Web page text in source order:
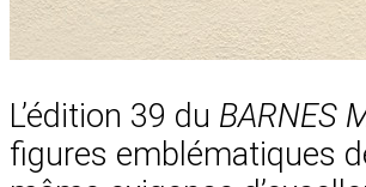
L’édition 39 du BARNES
figures emblématiques